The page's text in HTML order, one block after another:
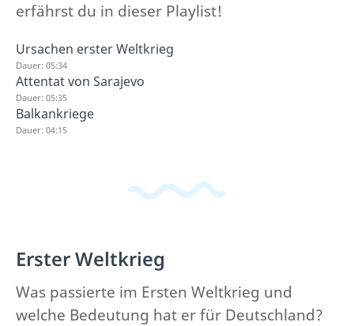
erfährst du in dieser Playlist!
Ursachen erster Weltkrieg
Dauer: 05:34
Attentat von Sarajevo
Dauer: 05:35
Balkankriege
Dauer: 04:15
Erster Weltkrieg
Was passierte im Ersten Weltkrieg und
welche Bedeutung hat er für Deutschland?